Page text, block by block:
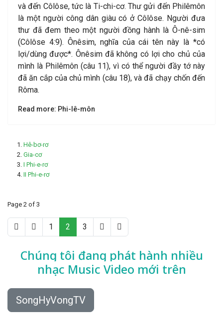
và đến Côlôse, tức là Ti-chi-cơ. Thư gửi đến Philêmôn
là một người công dân giàu có ở Côlôse. Người đưa
thư đã đem theo một người đồng hành là Ô-nê-sim
(Côlôse 4:9). Ônêsim, nghĩa của cái tên này là *có
lợi/dùng được*. Ônêsim đã không có lợi cho chủ của
mình là Philêmôn (câu 11), vì có thể người đầy tớ này
đã ăn cắp của chủ mình (câu 18), và đã chạy chốn đến
Rôma.
Read more: Phi-lê-môn
Hê-bơ-rơ
Gia-cơ
I Phi-e-rơ
II Phi-e-rơ
Page 2 of 3
1 2 3
Chúng tôi đang phát hành nhiều
nhạc Music Video mới trên
SongHyVongTV